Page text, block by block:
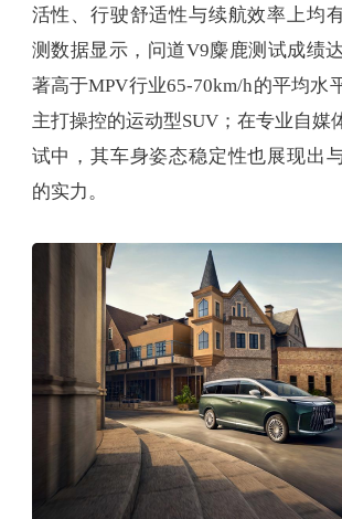
活性、行驶舒适性与续航效率上均
测数据显示，问道V9麋鹿测试成绩
著高于MPV行业65-70km/h的平均水
主打操控的运动型SUV；在专业自媒
试中，其车身姿态稳定性也展现出
的实力。